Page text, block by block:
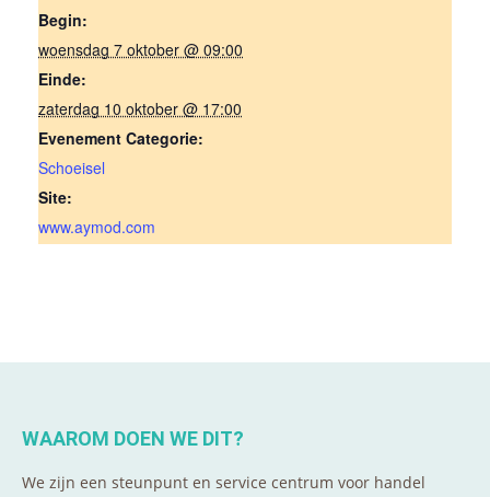
Begin:
woensdag 7 oktober @ 09:00
Einde:
zaterdag 10 oktober @ 17:00
Evenement Categorie:
Schoeisel
Site:
www.aymod.com
WAAROM DOEN WE DIT?
We zijn een steunpunt en service centrum voor handel